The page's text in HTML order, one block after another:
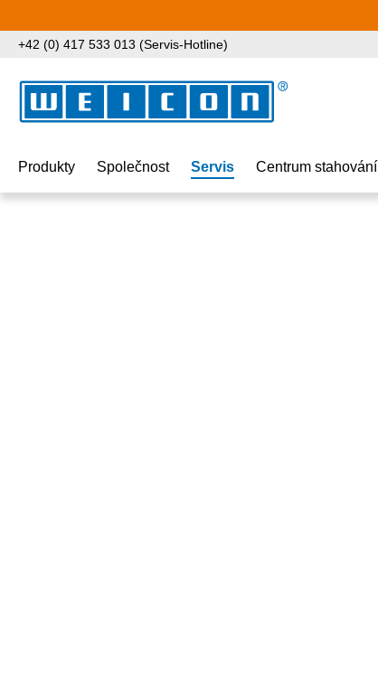
+42 (0) 417 533 013 (Servis-Hotline)
Produkty Společnost Servis Centrum stahování